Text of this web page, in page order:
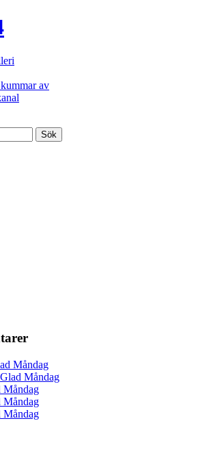
av
Måndag
Glad Måndag
Måndag
Måndag
Måndag